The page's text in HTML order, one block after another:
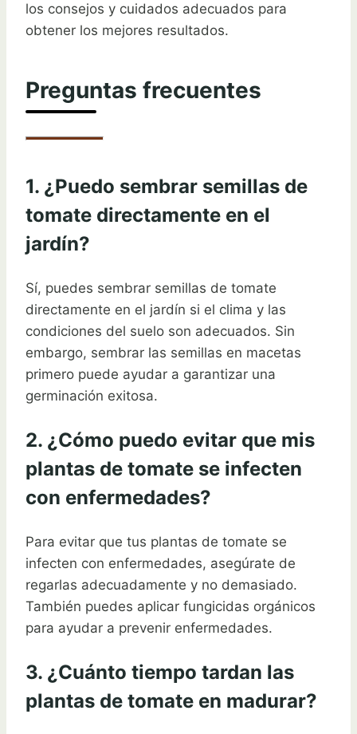
los consejos y cuidados adecuados para
obtener los mejores resultados.
Preguntas frecuentes
1. ¿Puedo sembrar semillas de
tomate directamente en el
jardín?
Sí, puedes sembrar semillas de tomate
directamente en el jardín si el clima y las
condiciones del suelo son adecuados. Sin
embargo, sembrar las semillas en macetas
primero puede ayudar a garantizar una
germinación exitosa.
2. ¿Cómo puedo evitar que mis
plantas de tomate se infecten
con enfermedades?
Para evitar que tus plantas de tomate se
infecten con enfermedades, asegúrate de
regarlas adecuadamente y no demasiado.
También puedes aplicar fungicidas orgánicos
para ayudar a prevenir enfermedades.
3. ¿Cuánto tiempo tardan las
plantas de tomate en madurar?